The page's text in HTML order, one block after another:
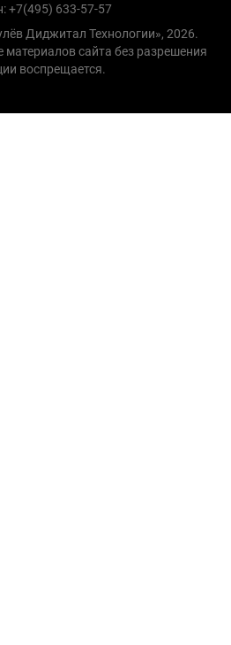
+7(495) 633-57-57
Диджитал Технологии», 2026.
сайта без разрешения
воспрещается.